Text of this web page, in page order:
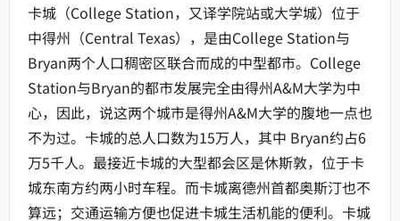
卡城（College Station，又译学院站或大学城）位于
中得州（Central Texas），是由College Station与
Bryan两个人口稠密区联合而成的中型都市。College
Station与Bryan的都市发展完全由得州A&M大学为中
心，因此，说这两个城市是得州A&M大学的腹地一点也
不为过。卡城的总人口数为15万人，其中 Bryan约占6
万5千人。最接近卡城的大型都会区是休斯敦，位于卡
城东南方约两小时车程。而卡城离德州首都奥斯汀也不
算远；交通运输方便也促进卡城生活机能的便利。卡城